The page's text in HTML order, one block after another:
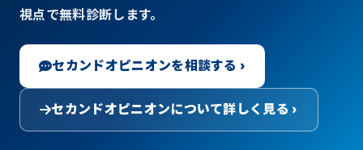
視点で無料診断します。
セカンドオピニオンを相談する ›
セカンドオピニオンについて詳しく見る ›